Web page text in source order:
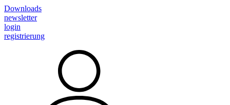
Downloads
newsletter
login
registrierung